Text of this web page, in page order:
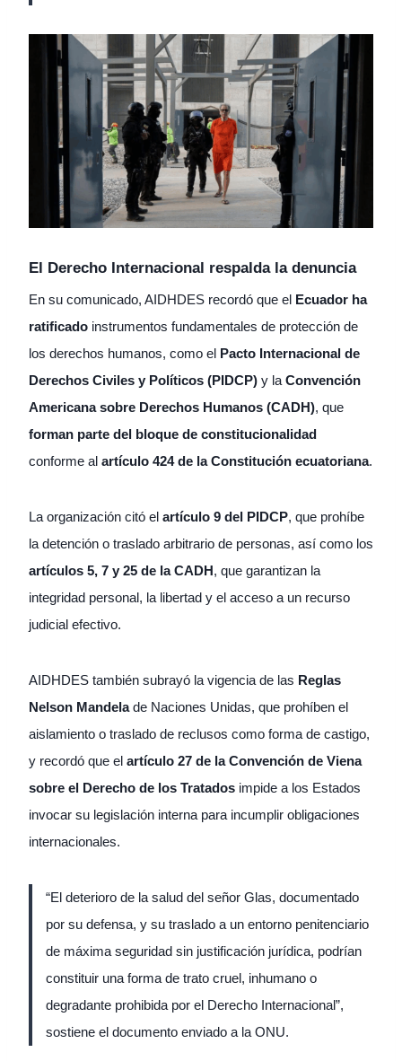
El Derecho Internacional respalda la denuncia
En su comunicado, AIDHDES recordó que el Ecuador ha
ratificado instrumentos fundamentales de protección de
los derechos humanos, como el Pacto Internacional de
Derechos Civiles y Políticos (PIDCP) y la Convención
Americana sobre Derechos Humanos (CADH), que
forman parte del bloque de constitucionalidad
conforme al artículo 424 de la Constitución ecuatoriana.
La organización citó el artículo 9 del PIDCP, que prohíbe
la detención o traslado arbitrario de personas, así como los
artículos 5, 7 y 25 de la CADH, que garantizan la
integridad personal, la libertad y el acceso a un recurso
judicial efectivo.
AIDHDES también subrayó la vigencia de las Reglas
Nelson Mandelade Naciones Unidas, que prohíben el
aislamiento o traslado de reclusos como forma de castigo,
y recordó que el artículo 27 de la Convención de Viena
sobre el Derecho de los Tratados impide a los Estados
invocar su legislación interna para incumplir obligaciones
internacionales.
“El deterioro de la salud del señor Glas, documentado
por su defensa, y su traslado a un entorno penitenciario
de máxima seguridad sin justificación jurídica, podrían
constituir una forma de trato cruel, inhumano o
degradante prohibida por el Derecho Internacional”,
sostiene el documento enviado a la ONU.